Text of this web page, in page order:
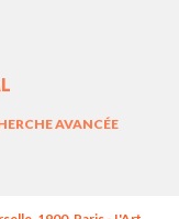
AVANCÉE